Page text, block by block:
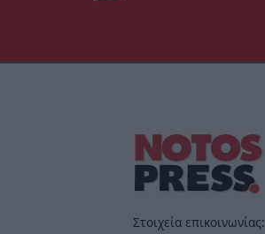
Στοιχεία επικοινωνίας: